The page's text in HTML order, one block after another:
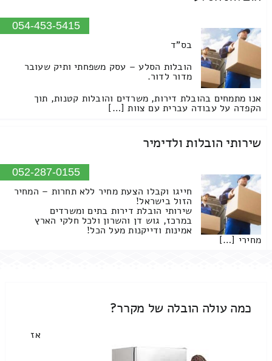
054-453-5415
בס"ד
הובלות הסלע – עסק משפחתי ותיק שעובר
מדור לדור.
אנו מתמחים בהובלת דירות, משרדים והובלות קטנות, תוך
הקפדה על עבודה עברית עם צוות […]
שירותי הובלות ולדימיר
052-287-0155
חייגו וקבלו הצעת מחיר ללא תחרות – המחיר
הזול בישראל!
שירותי הובלת דירות בתים ומשרדים
במרכז, גוש דן והשרון ולכל חלקי הארץ
אמינות ודייקנות מעל הכל!
מחירי […]
כמה עולה הובלה של מקרר?
אז